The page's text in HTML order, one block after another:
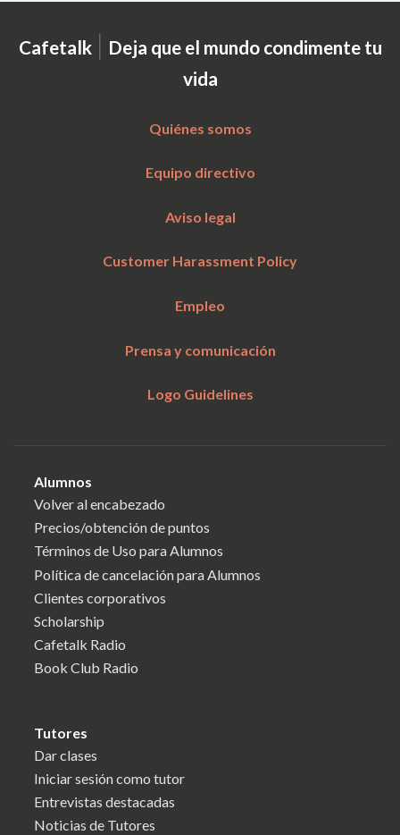
Cafetalk | Deja que el mundo condimente tu
vida
Quiénes somos
Equipo directivo
Aviso legal
Customer Harassment Policy
Empleo
Prensa y comunicación
Logo Guidelines
Alumnos
Volver al encabezado
Precios/obtención de puntos
Términos de Uso para Alumnos
Política de cancelación para Alumnos
Clientes corporativos
Scholarship
Cafetalk Radio
Book Club Radio
Tutores
Dar clases
Iniciar sesión como tutor
Entrevistas destacadas
Noticias de Tutores